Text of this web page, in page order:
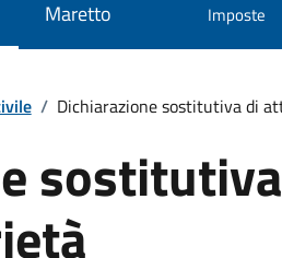
Maretto
Imposte
/ Dichiarazione sostitutiva di